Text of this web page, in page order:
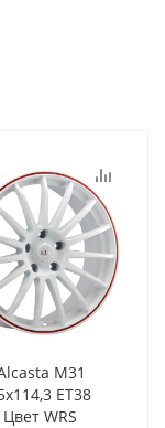
M31
ET38
WRS